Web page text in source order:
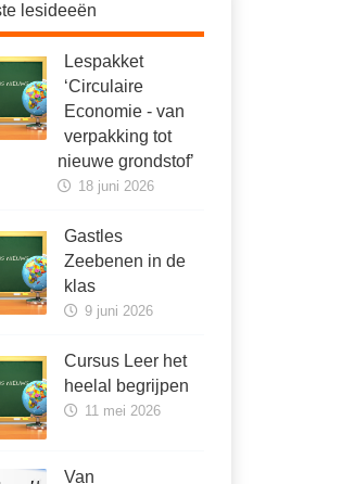
lesideeën
Lespakket
‘Circulaire
Economie - van
verpakking tot
nieuwe grondstof’
18 juni 2026
Gastles
Zeebenen in de
klas
9 juni 2026
Cursus Leer het
heelal begrijpen
11 mei 2026
Van